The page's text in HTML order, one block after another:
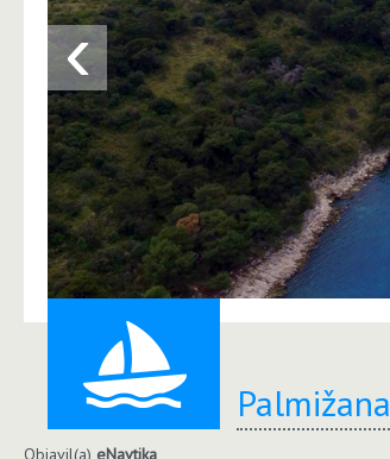
‹
Palmižana
Objavil(a) eNavtika